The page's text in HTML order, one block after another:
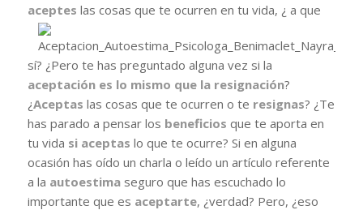
aceptes las cosas que te ocurren en tu vida, ¿ a que
sí? ¿Pero te has preguntado alguna vez si la
aceptación es lo mismo que la resignación?
¿Aceptas las cosas que te ocurren o te resignas? ¿Te
has parado a pensar los beneficios que te aporta en
tu vida si aceptas lo que te ocurre? Si en alguna
ocasión has oído un charla o leído un artículo referente
a la autoestimaseguro que has escuchado lo
importante que es aceptarte, ¿verdad? Pero, ¿eso